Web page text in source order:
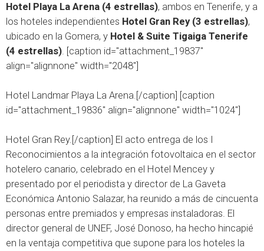
Hotel Playa La Arena (4 estrellas), ambos en Tenerife, y a
los hoteles independientes Hotel Gran Rey (3 estrellas),
ubicado en la Gomera, y Hotel & Suite Tigaiga Tenerife
(4 estrellas) [caption id="attachment_19837"
align="alignnone" width="2048"]
Hotel Landmar Playa La Arena.[/caption] [caption
id="attachment_19836" align="alignnone" width="1024"]
Hotel Gran Rey.[/caption] El acto entrega de los I
Reconocimientos a la integración fotovoltaica en el sector
hotelero canario, celebrado en el Hotel Mencey y
presentado por el periodista y director de La Gaveta
Económica Antonio Salazar, ha reunido a más de cincuenta
personas entre premiados y empresas instaladoras. El
director general de UNEF, José Donoso, ha hecho hincapié
en la ventaja competitiva que supone para los hoteles la